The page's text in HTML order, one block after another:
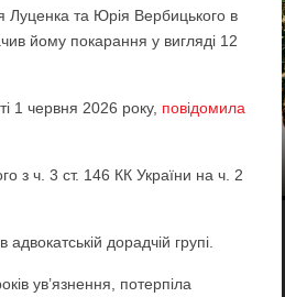
Луценка та Юрія Вербицького в
йому покарання у вигляді 12
1 червня 2026 року, повідомила
з ч. 3 ст. 146 КК України на ч. 2
дорадчій групі.
ув’язнення, потерпіла